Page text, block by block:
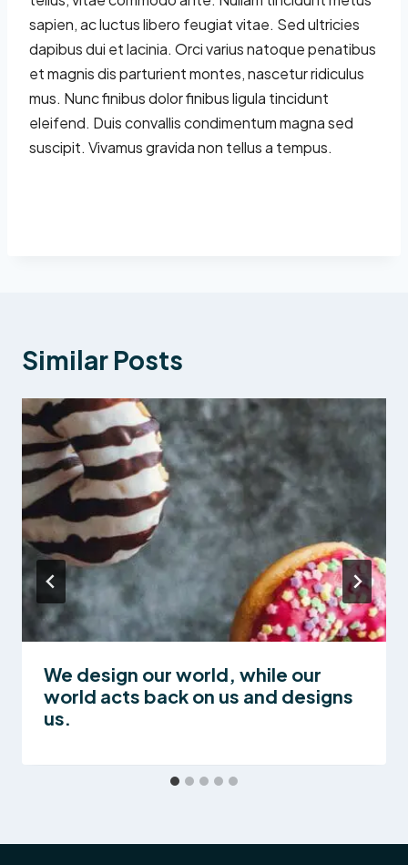
sapien, ac luctus libero feugiat vitae. Sed ultricies
dapibus dui et lacinia. Orci varius natoque penatibus
et magnis dis parturient montes, nascetur ridiculus
mus. Nunc finibus dolor finibus ligula tincidunt
eleifend. Duis convallis condimentum magna sed
suscipit. Vivamus gravida non tellus a tempus.
Similar Posts
We design our world, while our
world acts back on us and designs
us.